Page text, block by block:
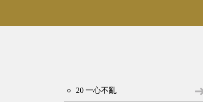
20 一心不亂